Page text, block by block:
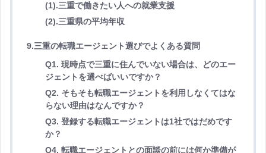
(1).三重で働きたい人への就業支援
(2).三重県の平均年収
9.三重の転職エージェント選びでよくある質問
Q1. 現時点で三重に住んでいない場合は、どのエー
ジェントを選べばいいですか？
Q2. そもそも転職エージェントを利用しなくてはな
らない理由はなんですか？
Q3. 登録する転職エージェントは1社ではだめです
か？
Q4. 転職エージェントとの面談の前には何か準備が